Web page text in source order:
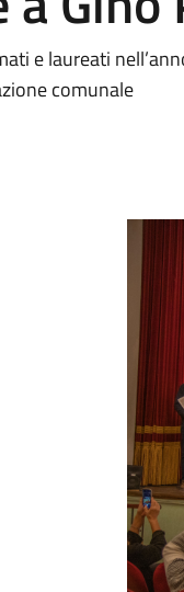
e laureati
comunale